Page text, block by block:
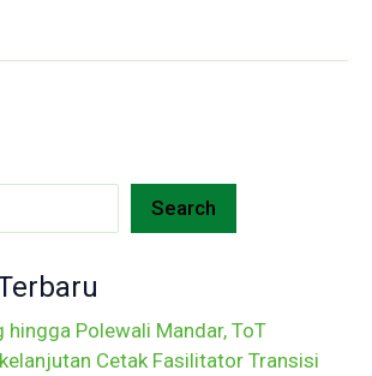
Search
hingga Polewali Mandar, ToT
Cetak Fasilitator Transisi